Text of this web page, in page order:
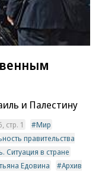
и Палестину
стр. 1
Мир
правительства
Ситуация в стране
Едовина
Архив